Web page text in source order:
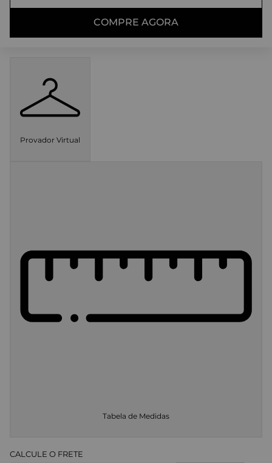
COMPRE AGORA
Provador Virtual
Tabela de Medidas